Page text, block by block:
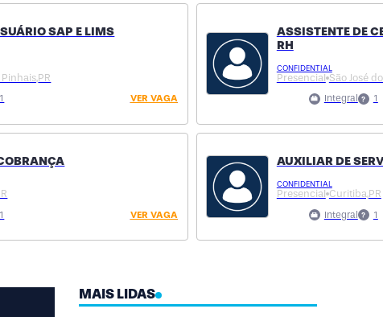
SAP E LIMS
Pinhais,PR
1 VER VAGA
ASSISTENTE DE
RH
CONFIDENTIAL
Presencial São José
Integral 1
1 VER VAGA
AUXILIAR DE
CONFIDENTIAL
Presencial Curitiba,PR
Integral 1
MAIS LIDAS